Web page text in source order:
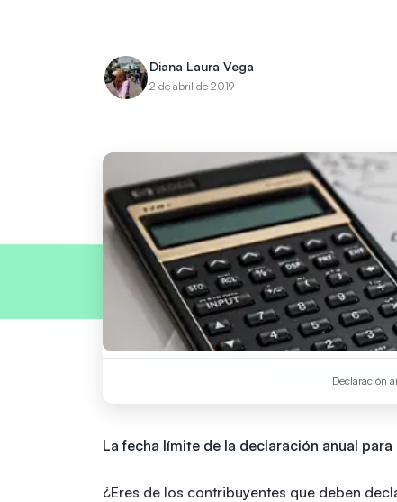
Diana Laura Vega
2 de abril de 2019
Declaración
La fecha límite de la declaración anual
¿Eres de los contribuyentes que deben